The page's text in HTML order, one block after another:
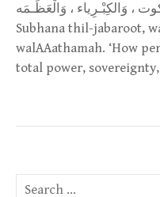
، وَالكِبْـرِياء ، وَالْعَظَـمَه .
Subhana thil-jabaroot,
walAAathamah. ‘How
total power,
Search